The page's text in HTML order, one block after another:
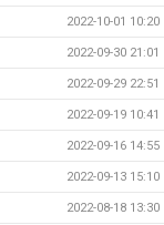
2022-10-01 10:20
2022-09-30 21:01
2022-09-29 22:51
2022-09-19 10:41
2022-09-16 14:55
2022-09-13 15:10
2022-08-18 13:30